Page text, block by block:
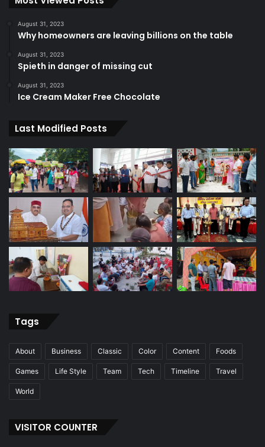
August 31, 2023
Why homeowners are leaving billions on the table
August 31, 2023
Spieth in danger of missing cut
August 31, 2023
Ice Cream Maker Free Chocolate
Last Modified Posts
Tags
About Business Classic Color Content Foods
Games Life Style Team Tech Timeline Travel
World
VISITOR COUNTER